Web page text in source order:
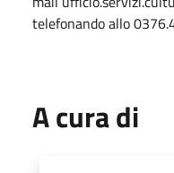
telefonando allo
A cura di